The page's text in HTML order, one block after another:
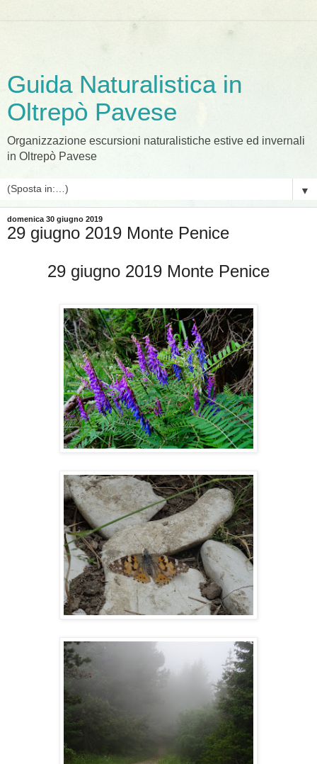
Guida Naturalistica in
Oltrepò Pavese
Organizzazione escursioni naturalistiche estive ed invernali
in Oltrepò Pavese
▼
domenica 30 giugno 2019
29 giugno 2019 Monte Penice
29 giugno 2019 Monte Penice